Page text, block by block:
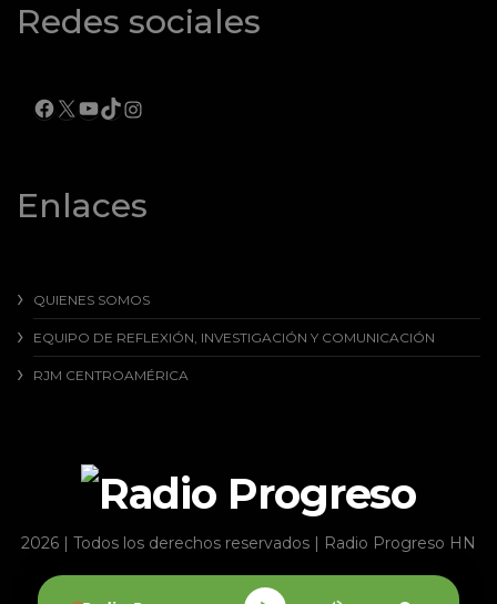
Redes sociales
FACEBOOK
X YOUTUBE
TIKTOK
INSTAGRAM
Enlaces
QUIENES SOMOS
EQUIPO DE REFLEXIÓN, INVESTIGACIÓN Y COMUNICACIÓN
RJM CENTROAMÉRICA
2026 | Todos los derechos reservados | Radio Progreso HN